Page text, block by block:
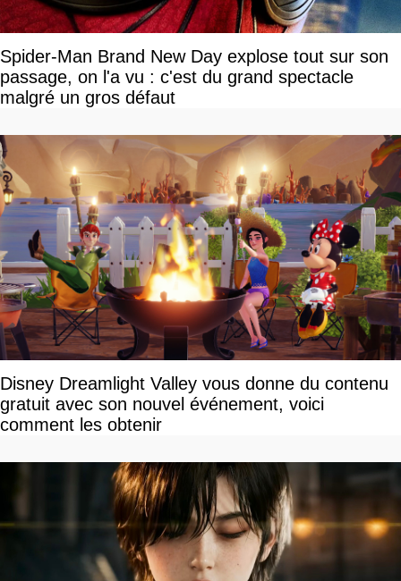
Spider-Man Brand New Day explose tout sur son
passage, on l'a vu : c'est du grand spectacle
malgré un gros défaut
Disney Dreamlight Valley vous donne du contenu
gratuit avec son nouvel événement, voici
comment les obtenir